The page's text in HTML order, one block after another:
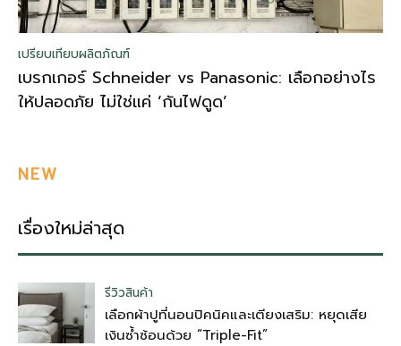
เปรียบเทียบผลิตภัณฑ์
เบรกเกอร์ Schneider vs Panasonic: เลือกอย่างไร
ให้ปลอดภัย ไม่ใช่แค่ ‘กันไฟดูด’
NEW
เรื่องใหม่ล่าสุด
รีวิวสินค้า
เลือกผ้าปูที่นอนปิคนิคและเตียงเสริม: หยุดเสีย
เงินซ้ำซ้อนด้วย “Triple-Fit”